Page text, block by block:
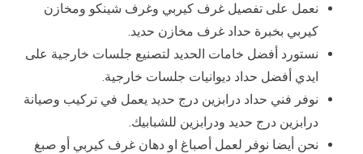
نعمل على تفصيل غرف كيربي وغرف شينكو ومخازن
كيربي بخبرة حداد غرف مخازن حديد.
نستورد أفضل خامات الحديد لتصنيع جلسات خارجية على
ايدي أفضل حداد ديوانيات جلسات خارجية.
نوفر فني حداد درابزين درج حديد يعمل في تركيب وصيانة
درابزين درج حديد ودرابزين للشبابيك.
نحن أيضا نوفر لعمل أصباغ او دهان غرف كيربي أو صبغ